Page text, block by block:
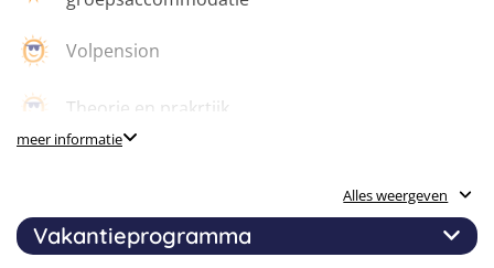
Volpension
Theorie en prakrtijk
Initiators windsurf en intern opgeleide
instructors
meer informatie
Alles weergeven
Vakantieprogramma